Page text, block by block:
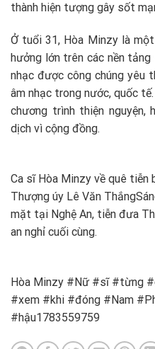
thành hiện tượng gây sốt
Ở tuổi 31, Hòa Minzy là
hưởng lớn trên các nền
nhạc được công chúng yêu
âm nhạc trong nước, quốc
chương trình thiện nguyện,
dịch vì cộng đồng.
Ca sĩ Hòa Minzy về quê tiễn
Thượng úy Lê Văn Thắng
mặt tại Nghệ An, tiễn đưa
an nghỉ cuối cùng.
Hòa Minzy #Nữ #sĩ #từng
#xem #khi #đóng #Nam
#hậu1783559759